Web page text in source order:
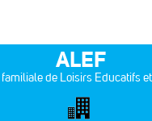
ALEF
de Loisirs Educatifs